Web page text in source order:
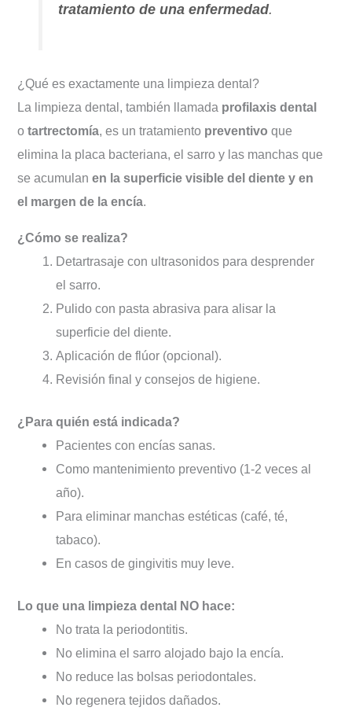
tratamiento de una enfermedad.
¿Qué es exactamente una limpieza dental?
La limpieza dental, también llamada profilaxis dental
otartrectomía, es un tratamiento preventivo que
elimina la placa bacteriana, el sarro y las manchas que
se acumulanen la superficie visible del diente y en
el margen de la encía.
¿Cómo se realiza?
Detartrasaje con ultrasonidos para desprender
el sarro.
Pulido con pasta abrasiva para alisar la
superficie del diente.
Aplicación de flúor (opcional).
Revisión final y consejos de higiene.
¿Para quién está indicada?
Pacientes con encías sanas.
Como mantenimiento preventivo (1-2 veces al
año).
Para eliminar manchas estéticas (café, té,
tabaco).
En casos de gingivitis muy leve.
Lo que una limpieza dental NO hace:
No trata la periodontitis.
No elimina el sarro alojado bajo la encía.
No reduce las bolsas periodontales.
No regenera tejidos dañados.